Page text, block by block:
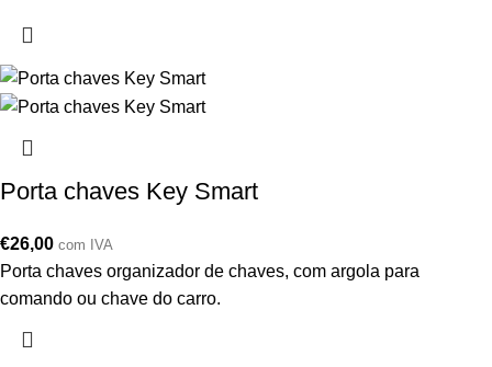
Porta chaves Key Smart
€26,00 com IVA
Porta chaves organizador de chaves, com argola para
comando ou chave do carro.